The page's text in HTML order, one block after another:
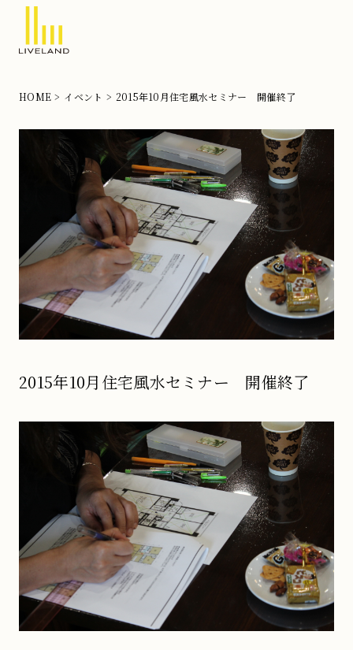
注
リ
ラ
ン
HOME イベント 2015年10月住宅風水セミナー 開催終了
2015年10月住宅風水セミナー 開催終了